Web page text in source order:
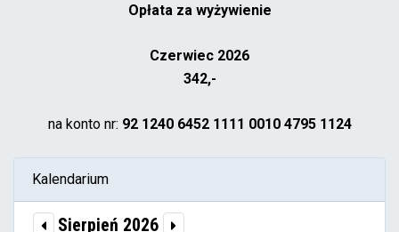
Opłata za wyżywienie
Czerwiec 2026
342,-
na konto nr: 92 1240 6452 1111 0010 4795 1124
Kalendarium
Sierpień 2026